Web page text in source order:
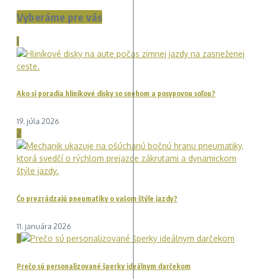
Vyberáme pre vás
1
Ako si poradia hliníkové disky so snehom a posypovou soľou?
19. júla 2026
2
Čo prezrádzajú pneumatiky o vašom štýle jazdy?
11. januára 2026
3
Prečo sú personalizované šperky ideálnym darčekom